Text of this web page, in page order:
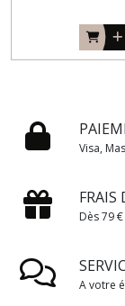
Visa,
FRAIS
Dès 79
A votre